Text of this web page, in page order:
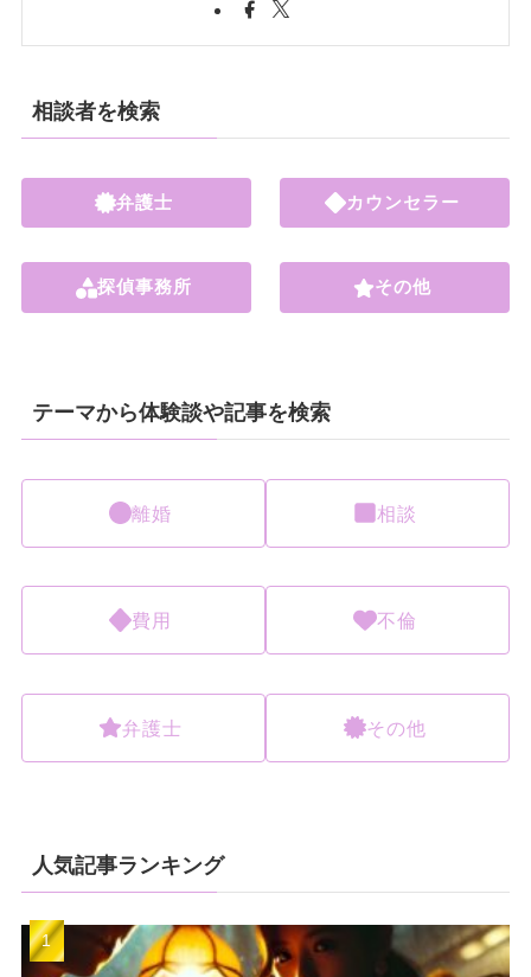
相談者を検索
弁護士
探偵事務所
カウンセラー
その他
テーマから体験談や記事を検索
離婚 相談
費用 不倫
弁護士 その他
人気記事ランキング